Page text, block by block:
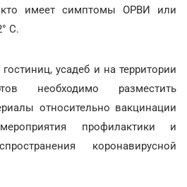
имеет симптомы ОРВИ или
C.
усадеб и на территории
необходимо разместить
относительно вакцинации
профилактики и
коронавирусной